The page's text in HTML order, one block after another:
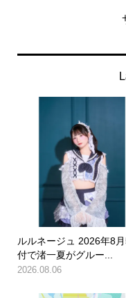
ルルネージュ 2026年8
付で渚一夏がグルー...
2026.08.06